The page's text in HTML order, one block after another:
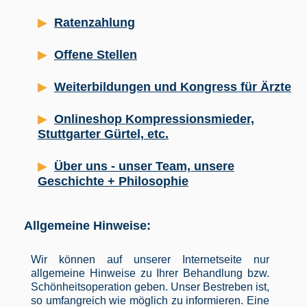
Ratenzahlung
Offene Stellen
Weiterbildungen und Kongress für Ärzte
Onlineshop Kompressionsmieder,
Stuttgarter Gürtel, etc.
Über uns - unser Team, unsere
Geschichte + Philosophie
Allgemeine Hinweise:
Wir können auf unserer Internetseite nur
allgemeine Hinweise zu Ihrer Behandlung bzw.
Schönheitsoperation geben. Unser Bestreben ist,
so umfangreich wie möglich zu informieren. Eine